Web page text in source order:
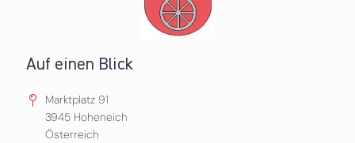
Auf einen Blick
Marktplatz 91
3945 Hoheneich
Österreich